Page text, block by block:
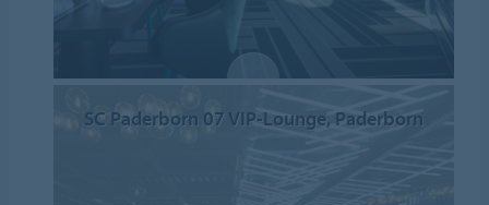
SC Paderborn 07 VIP-Lounge, Paderborn